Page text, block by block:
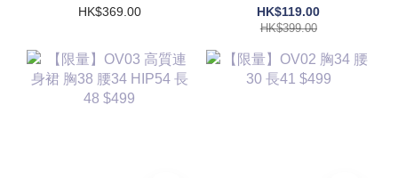
HK$369.00
17.5$399
HK$119.00
HK$399.00